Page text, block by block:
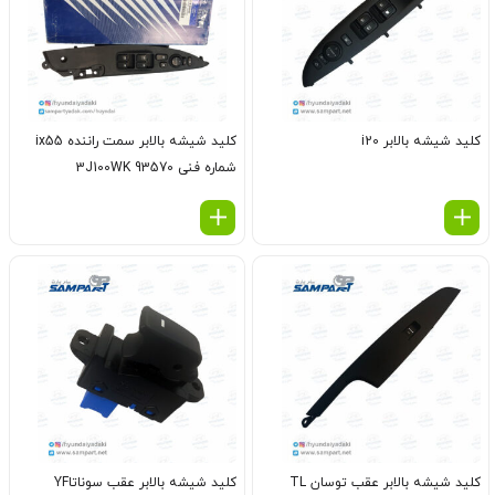
کلید شیشه بالابر i20
کلید شیشه بالابر سمت راننده ix55
شماره فنی 93570 3J100WK
کلید شیشه بالابر عقب توسان TL کلید شیشه بالابر عقب سوناتاYF